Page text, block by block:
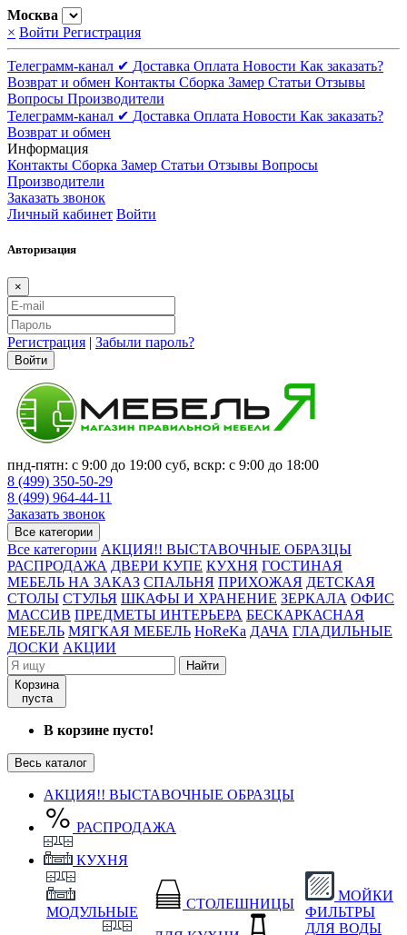
Москва
× Войти Регистрация
Телеграмм-канал ✔ Доставка Оплата Новости Как заказать?
Возврат и обмен Контакты Сборка Замер Статьи Отзывы
Вопросы Производители
Телеграмм-канал ✔ Доставка Оплата Новости Как заказать?
Возврат и обмен
Информация
Контакты Сборка Замер Статьи Отзывы Вопросы
Производители
Заказать звонок
Личный кабинет Войти
Авторизация
×
Регистрация | Забыли пароль?
Войти
пнд-пятн: с 9:00 до 19:00 суб, вскр: с 9:00 до 18:00
8 (499) 350-50-29
8 (499) 964-44-11
Заказать звонок
Все категории
Все категории АКЦИЯ!! ВЫСТАВОЧНЫЕ ОБРАЗЦЫ
РАСПРОДАЖА ДВЕРИ КУПЕ КУХНЯ ГОСТИНАЯ
МЕБЕЛЬ НА ЗАКАЗ СПАЛЬНЯ ПРИХОЖАЯ ДЕТСКАЯ
СТОЛЫ СТУЛЬЯ ШКАФЫ И ХРАНЕНИЕ ЗЕРКАЛА ОФИС
МАССИВ ПРЕДМЕТЫ ИНТЕРЬЕРА БЕСКАРКАСНАЯ
МЕБЕЛЬ МЯГКАЯ МЕБЕЛЬ HoReKa ДАЧА ГЛАДИЛЬНЫЕ
ДОСКИ АКЦИИ
Найти
Корзина
пуста
В корзине пусто!
Весь каталог
АКЦИЯ!! ВЫСТАВОЧНЫЕ ОБРАЗЦЫ
РАСПРОДАЖА
КУХНЯ
МОДУЛЬНЫЕ
СТОЛЕШНИЦЫ
МОЙКИ
ФИЛЬТРЫ
ДЛЯ ВОДЫ